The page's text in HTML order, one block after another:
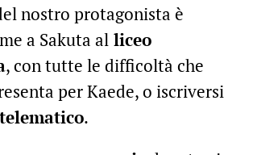
nostro protagonista è
a Sakuta alliceo
, con tutte le difficoltà che
per Kaede, o iscriversi
.